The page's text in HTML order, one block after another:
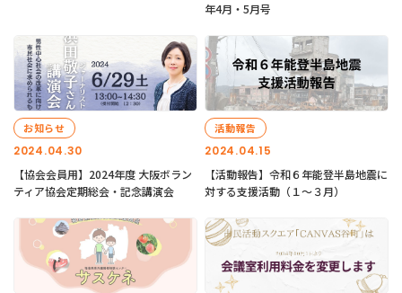
年4月・5月号
2024.04.30
お知らせ
【協会会員用】2024年度 大阪ボラン
ティア協会定期総会・記念講演会
2024.04.15
活動報告
【活動報告】令和６年能登半島地震に
対する支援活動（１〜３月）